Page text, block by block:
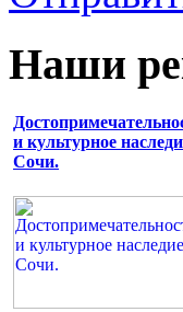
Наши
и культурное
Сочи.